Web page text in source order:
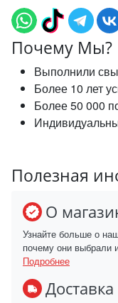
Почему Мы?
Выполнили
Более 10 лет
Более 50 000
Полезная
О
Узнайте больше о
почему они выбрали
Подробнее
Доставка